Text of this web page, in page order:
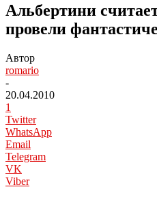
Альбертини
провели
Автор
romario
-
20.04.2010
1
Twitter
WhatsApp
Email
Telegram
VK
Viber